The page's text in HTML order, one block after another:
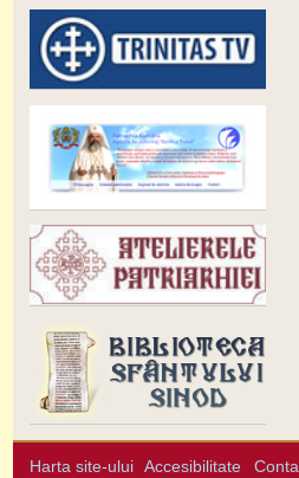
Harta site-ului Accesibilitate